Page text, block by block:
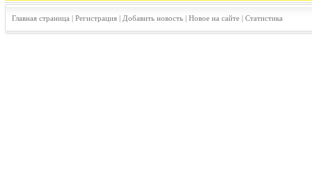
Главная страница | Регистрация| Добавить новость| Новое на сайте| Статистика